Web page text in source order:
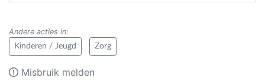
Andere acties in:
Kinderen / Jeugd Zorg
Misbruik melden